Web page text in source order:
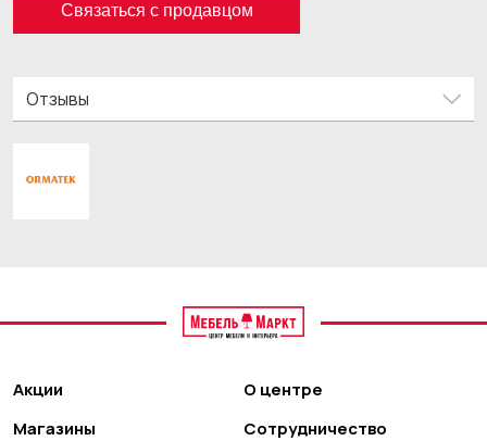
Связаться с продавцом
Отзывы
Акции
Магазины
О центре
Сотрудничество